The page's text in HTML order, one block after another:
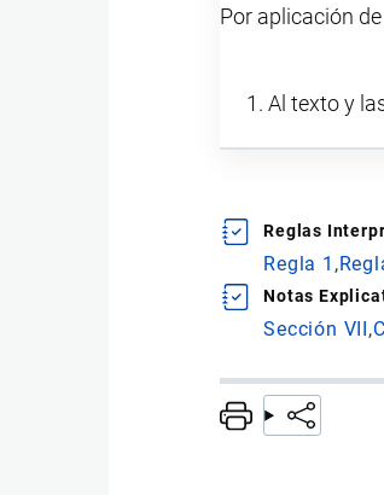
Por aplicación
Al texto y
Reglas
Regla 1
Notas
Sección VII